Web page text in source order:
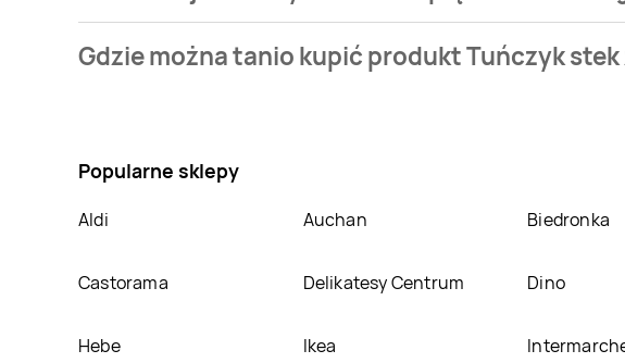
oferta, jaką mamy w naszej bazie jest z sieciIntermarche. Tuńczyk
Gdzie można tanio kupić produkt Tuńczyk
Popularne sklepy
Aldi Auchan Biedronka
Castorama Delikatesy Centrum Dino
Hebe Ikea